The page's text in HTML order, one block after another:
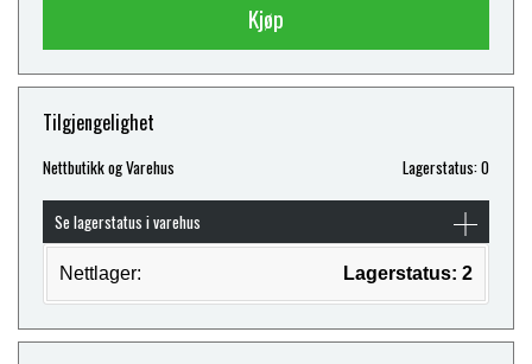
Kjøp
Tilgjengelighet
Nettbutikk og Varehus Lagerstatus: 0
Se lagerstatus i varehus
Nettlager: Lagerstatus: 2